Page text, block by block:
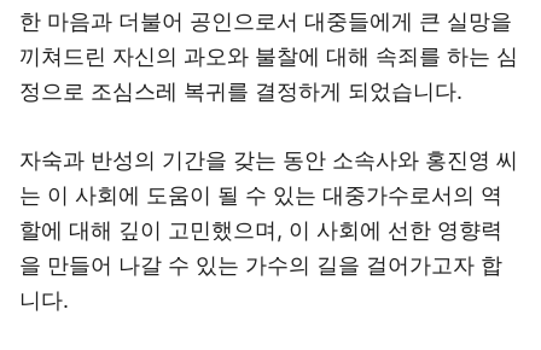
한 마음과 더불어 공인으로서 대중들에게 큰 실망을
끼쳐드린 자신의 과오와 불찰에 대해 속죄를 하는 심
정으로 조심스레 복귀를 결정하게 되었습니다.
자숙과 반성의 기간을 갖는 동안 소속사와 홍진영 씨
는 이 사회에 도움이 될 수 있는 대중가수로서의 역
할에 대해 깊이 고민했으며, 이 사회에 선한 영향력
을 만들어 나갈 수 있는 가수의 길을 걸어가고자 합
니다.